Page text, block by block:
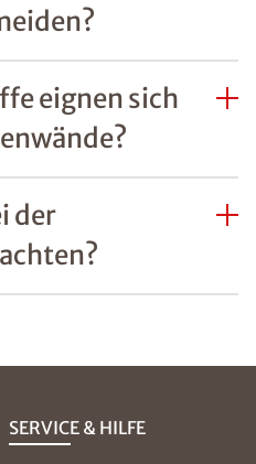
eignen sich
der
SERVICE & HILFE